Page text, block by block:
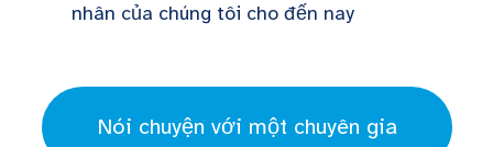
nhân của chúng tôi cho đến nay
Nói chuyện với một chuyên gia